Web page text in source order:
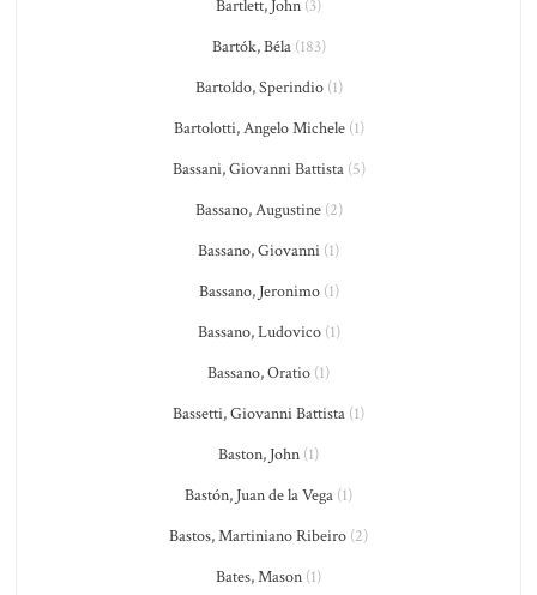
Bartlett, John (3)
Bartók, Béla(183)
Bartoldo, Sperindio(1)
Bartolotti, Angelo Michele(1)
Bassani, Giovanni Battista(5)
Bassano, Augustine(2)
Bassano, Giovanni (1)
Bassano, Jeronimo(1)
Bassano, Ludovico(1)
Bassano, Oratio (1)
Bassetti, Giovanni Battista (1)
Baston, John (1)
Bastón, Juan de la Vega (1)
Bastos, Martiniano Ribeiro (2)
Bates, Mason (1)